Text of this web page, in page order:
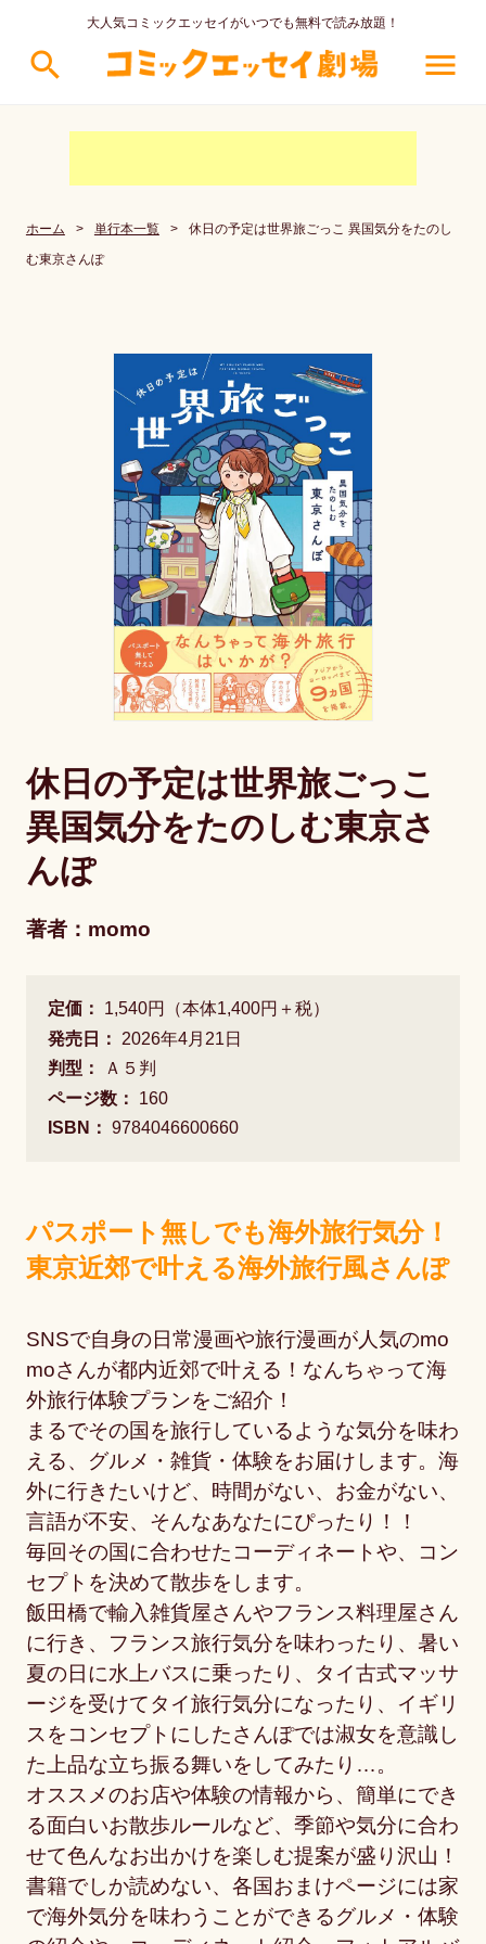
大人気コミックエッセイがいつでも無料で読み放題！
search menu
ホーム > 単行本一覧 >
休日の予定は世界旅ごっこ 異国気分をたのし
む東京さんぽ
休日の予定は世界旅ごっこ
異国気分をたのしむ東京さ
んぽ
著者：momo
定価：
1,540円（本体1,400円＋税）
発売日：
2026年4月21日
判型：
Ａ５判
ページ数：
160
ISBN： 9784046600660
パスポート無しでも海外旅行気分！
東京近郊で叶える海外旅行風さんぽ
SNSで自身の日常漫画や旅行漫画が人気のmo
moさんが都内近郊で叶える！なんちゃって海
外旅行体験プランをご紹介！
まるでその国を旅行しているような気分を味わ
える、グルメ・雑貨・体験をお届けします。海
外に行きたいけど、時間がない、お金がない、
言語が不安、そんなあなたにぴったり！！
毎回その国に合わせたコーディネートや、コン
セプトを決めて散歩をします。
飯田橋で輸入雑貨屋さんやフランス料理屋さん
に行き、フランス旅行気分を味わったり、暑い
夏の日に水上バスに乗ったり、タイ古式マッサ
ージを受けてタイ旅行気分になったり、イギリ
スをコンセプトにしたさんぽでは淑女を意識し
た上品な立ち振る舞いをしてみたり…。
オススメのお店や体験の情報から、簡単にでき
る面白いお散歩ルールなど、季節や気分に合わ
せて色んなお出かけを楽しむ提案が盛り沢山！
書籍でしか読めない、各国おまけページには家
で海外気分を味わうことができるグルメ・体験